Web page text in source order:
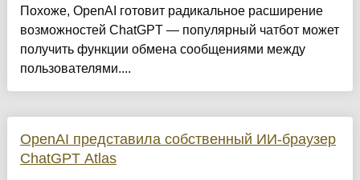
Похоже, OpenAI готовит радикальное расширение
возможностей ChatGPT — популярный чатбот может
получить функции обмена сообщениями между
пользователями....
OpenAI представила cобственный ИИ-браузер
ChatGPT Atlas